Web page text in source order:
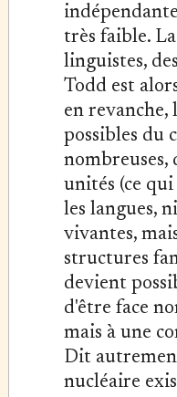
très faible.
linguistes,
Todd est
en revanche,
possibles du
nombreuses,
unités (ce
les langues,
vivantes,
structures
devient
d'être face
mais à une
Dit
nucléaire